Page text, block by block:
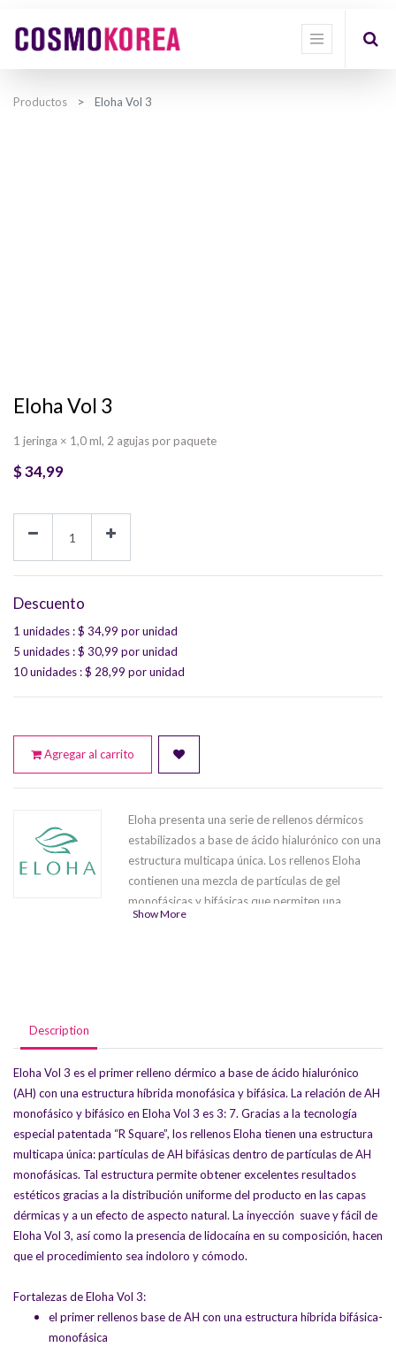
Productos Eloha Vol 3
Eloha Vol 3
1 jeringa × 1,0 ml, 2 agujas por paquete
$34,99
Descuento
1 unidades : $ 34,99 por unidad
5 unidades : $ 30,99 por unidad
10 unidades : $ 28,99 por unidad
Agregar al carrito
Eloha presenta una serie de rellenos dérmicos
estabilizados a base de ácido hialurónico con una
estructura multicapa única. Los rellenos Eloha
contienen una mezcla de partículas de gel
monofásicas y bifásicas que permiten una
distribución uniforme del producto y garantizan
Show More
Description
Eloha Vol 3 es el primer relleno dérmico a base de ácido hialurónico
(AH) con una estructura híbrida monofásica y bifásica. La relación de AH
monofásico y bifásico en Eloha Vol 3 es 3: 7. Gracias a la tecnología
especial patentada “R Square”, los rellenos Eloha tienen una estructura
multicapa única: partículas de AH bifásicas dentro de partículas de AH
monofásicas. Tal estructura permite obtener excelentes resultados
estéticos gracias a la distribución uniforme del producto en las capas
dérmicas y a un efecto de aspecto natural. La inyección suave y fácil de
Eloha Vol 3, así como la presencia de lidocaína en su composición, hacen
que el procedimiento sea indoloro y cómodo.
Fortalezas de Eloha Vol 3:
el primer rellenos base de AH con una estructura híbrida bifásica-
monofásica